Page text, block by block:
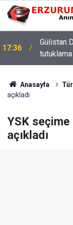
17:36
Gülistan
tutuklama
Anasayfa
açıkladı
YSK seçime
açıkladı